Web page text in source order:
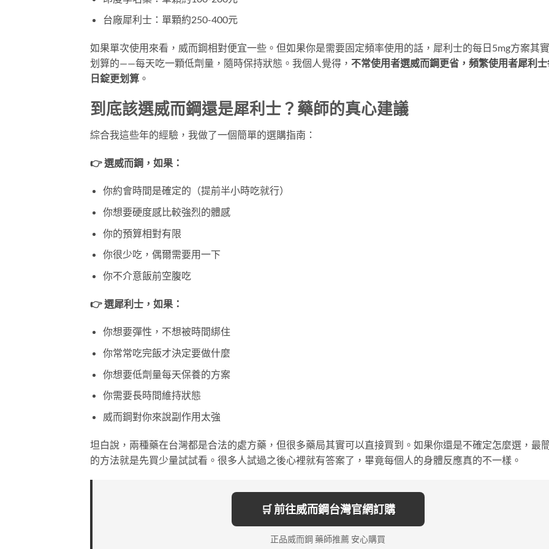
台廠犀利士：單顆約250-400元
如果單次使用來看，威而鋼相對便宜一些。但如果你是需要固定頻率使用的話，犀利士的每日5mg方案其
划算的——每天吃一顆低劑量，隨時保持狀態。我個人覺得， 不常使用者選威而鋼更省，頻繁使用者犀利
日錠更划算 。
到底該選威而鋼還是犀利士？藥師的真心建議
綜合我這些年的經驗，我做了一個簡單的選購指南：
👉 選威而鋼，如果：
你約會時間是確定的（提前半小時吃就行）
你想要硬度感比較強烈的體感
你的預算相對有限
你很少吃，偶爾需要用一下
你不介意飯前空腹吃
👉 選犀利士，如果：
你想要彈性，不想被時間綁住
你常常吃完飯才決定要做什麼
你想要低劑量每天保養的方案
你需要長時間維持狀態
威而鋼對你來說副作用太強
坦白說，兩種藥在台灣都是合法的處方藥，但很多藥局其實可以直接買到。如果你還是不確定怎麼選，最
的方法就是先買少量試試看。很多人試過之後心裡就有答案了，畢竟每個人的身體反應真的不一樣。
🛒 前往威而鋼台灣官網訂購
正品威而鋼 藥師推薦 安心購買